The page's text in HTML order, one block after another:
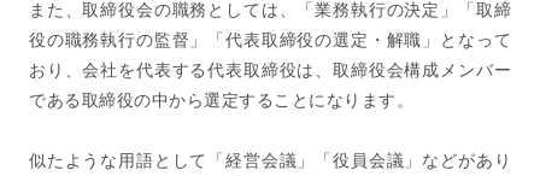
また、取締役会の職務としては、「業務執行の決定」「取締
役の職務執行の監督」「代表取締役の選定・解職」となって
おり、会社を代表する代表取締役は、取締役会構成メンバー
である取締役の中から選定することになります。
似たような用語として「経営会議」「役員会議」などがあり